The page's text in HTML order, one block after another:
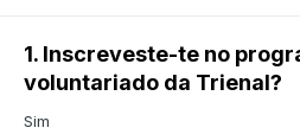
1. Inscreveste-te no
voluntariado da Trienal?
Sim